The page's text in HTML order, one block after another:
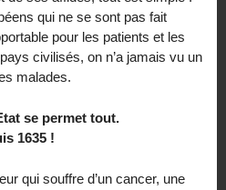
qui ne se sont pas fait
pour les patients et les
civilisés, on n’a jamais vu un
malades.
se permet tout.
1635 !
qui souffre d’un cancer, une